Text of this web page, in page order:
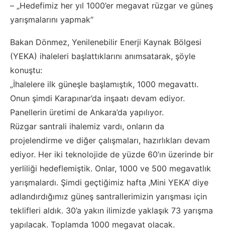
– „Hedefimiz her yıl 1000’er megavat rüzgar ve güneş
yarışmalarını yapmak“
Bakan Dönmez, Yenilenebilir Enerji Kaynak Bölgesi
(YEKA) ihaleleri başlattıklarını anımsatarak, şöyle
konuştu:
„İhalelere ilk güneşle başlamıştık, 1000 megavattı.
Onun şimdi Karapınar’da inşaatı devam ediyor.
Panellerin üretimi de Ankara’da yapılıyor.
Rüzgar santrali ihalemiz vardı, onların da
projelendirme ve diğer çalışmaları, hazırlıkları devam
ediyor. Her iki teknolojide de yüzde 60’ın üzerinde bir
yerliliği hedeflemiştik. Onlar, 1000 ve 500 megavatlık
yarışmalardı. Şimdi geçtiğimiz hafta ‚Mini YEKA‘ diye
adlandırdığımız güneş santrallerimizin yarışması için
teklifleri aldık. 30’a yakın ilimizde yaklaşık 73 yarışma
yapılacak. Toplamda 1000 megavat olacak.